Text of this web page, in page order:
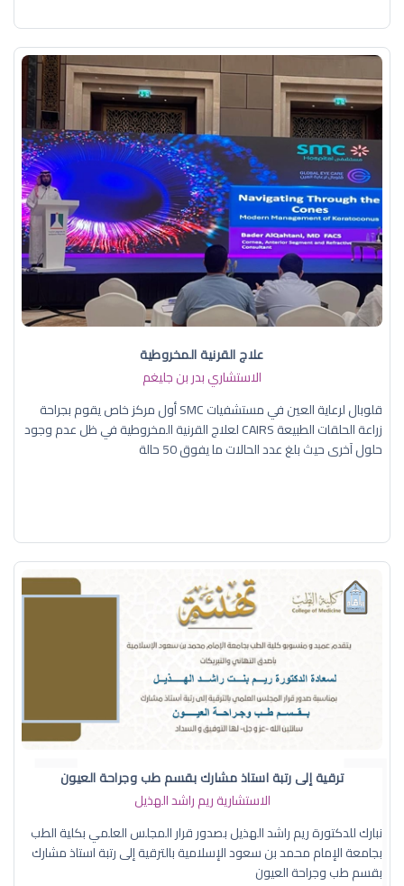
علاج القرنية المخروطية
الاستشاري بدر بن جليغم
قلوبال لرعاية العين في مستشفيات SMC أول مركز خاص يقوم بجراحة
زراعة الحلقات الطبيعة CAIRS لعلاج القرنية المخروطية في ظل عدم وجود
حلول آخرى حيث بلغ عدد الحالات ما يفوق 50 حالة
ترقية إلى رتبة استاذ مشارك بقسم طب وجراحة العيون
الاستشارية ريم راشد الهذيل
نبارك للدكتورة ريم راشد الهذيل بصدور قرار المجلس العلمي بكلية الطب
بجامعة الإمام محمد بن سعود الإسلامية بالترقية إلى رتبة استاذ مشارك
بقسم طب وجراحة العيون